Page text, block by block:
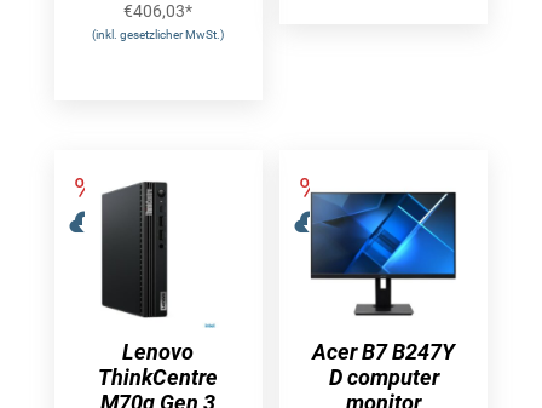
€406,03*
(inkl. gesetzlicher MwSt.)
Lenovo
ThinkCentre
Acer B7 B247Y
D computer